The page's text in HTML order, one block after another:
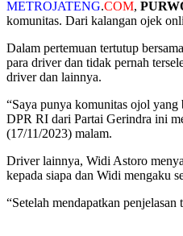
METROJATENG.COM,
komunitas. Dari kalangan ojek
Dalam pertemuan tertutup
para driver dan tidak pernah
driver dan lainnya.
“Saya punya komunitas ojol yang
DPR RI dari Partai Gerindra ini
(17/11/2023) malam.
Driver lainnya, Widi Astoro
kepada siapa dan Widi mengaku
“Setelah mendapatkan